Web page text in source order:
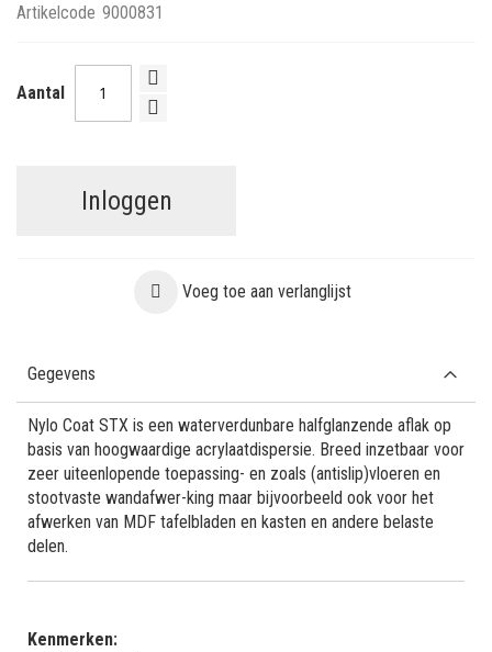
Artikelcode 9000831
Aantal
Inloggen
Voeg toe aan verlanglijst
Gegevens
Nylo Coat STX is een waterverdunbare halfglanzende aflak op
basis van hoogwaardige acrylaatdispersie. Breed inzetbaar voor
zeer uiteenlopende toepassing- en zoals (antislip)vloeren en
stootvaste wandafwer-king maar bijvoorbeeld ook voor het
afwerken van MDF tafelbladen en kasten en andere belaste
delen.
Kenmerken: